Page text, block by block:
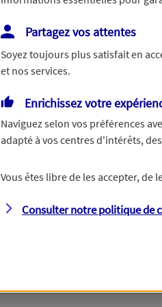
Répondez à quelques
vous aider à choisir les
Savez-vous de
vous avez besoin ?
Partagez vos attentes
Soyez toujours plus satisfait en
et nos services.
Enrichissez votre
Naviguez selon vos préférences
adapté à vos centres d'intérêts,
Vous êtes libre de les accepter,
Consulter notre politique de